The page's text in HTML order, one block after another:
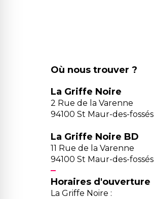
Où nous trouver ?
La Griffe Noire
2 Rue de la Varenne
94100 St Maur-des-fossés
La Griffe Noire BD
11 Rue de la Varenne
94100 St Maur-des-fossés
Horaires d'ouverture
La Griffe Noire :